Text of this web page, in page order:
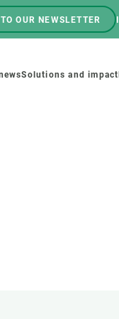
OUR NEWSLETTER
Solutions and impact